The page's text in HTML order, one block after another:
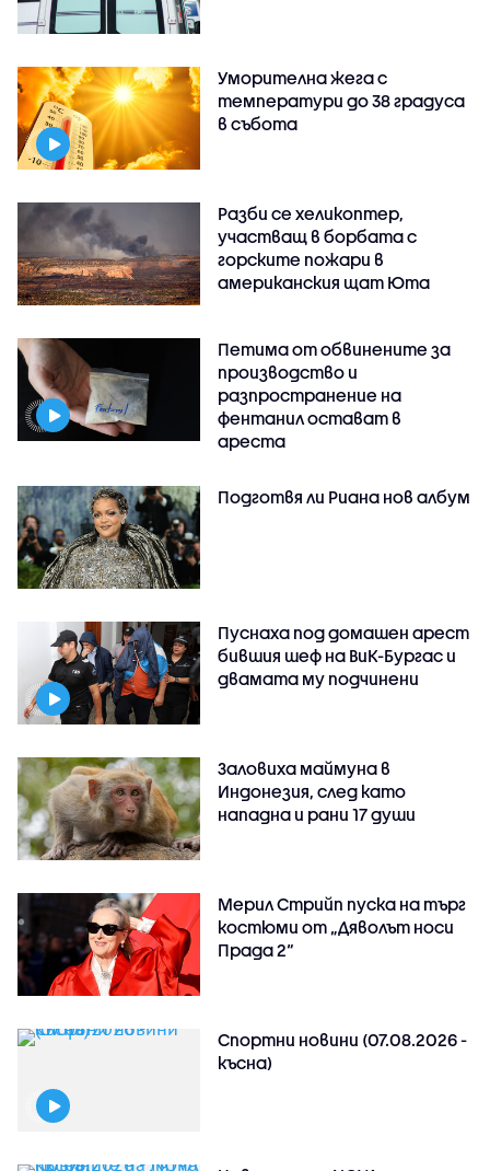
Уморителна жега с
температури до 38 градуса
в събота
Разби се хеликоптер,
участващ в борбата с
горските пожари в
американския щат Юта
Петима от обвинените за
производство и
разпространение на
фентанил остават в
ареста
Подготвя ли Риана нов албум
Пуснаха под домашен арест
бившия шеф на ВиК-Бургас и
двамата му подчинени
Заловиха маймуна в
Индонезия, след като
нападна и рани 17 души
Мерил Стрийп пуска на търг
костюми от „Дяволът носи
Прада 2“
Спортни новини (07.08.2026 -
късна)